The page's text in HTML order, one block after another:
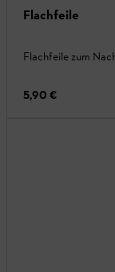
Flachfeile
Flachfeile zum
5,90 €